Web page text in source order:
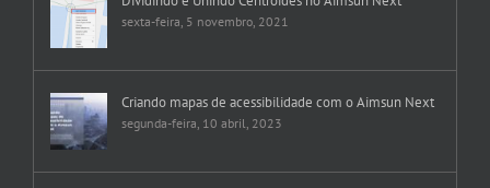
sexta-feira, 5 novembro, 2021
Criando mapas de acessibilidade com o Aimsun Next
segunda-feira, 10 abril, 2023